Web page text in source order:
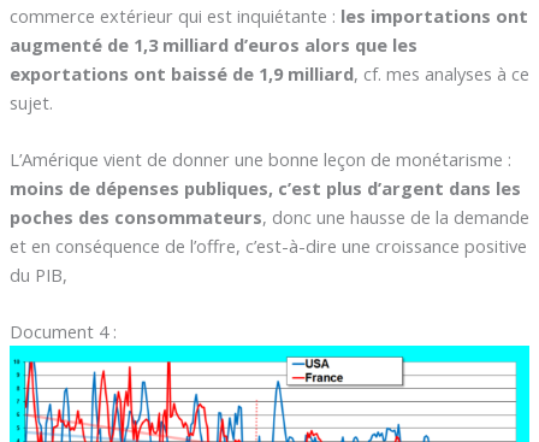
commerce extérieur qui est inquiétante : les importations ont
augmenté de 1,3 milliard d’euros alors que les
exportations ont baissé de 1,9 milliard, cf. mes analyses à ce
sujet.
L’Amérique vient de donner une bonne leçon de monétarisme :
moins de dépenses publiques, c’est plus d’argent dans les
poches des consommateurs, donc une hausse de la demande
et en conséquence de l’offre, c’est-à-dire une croissance positive
du PIB,
Document 4 :